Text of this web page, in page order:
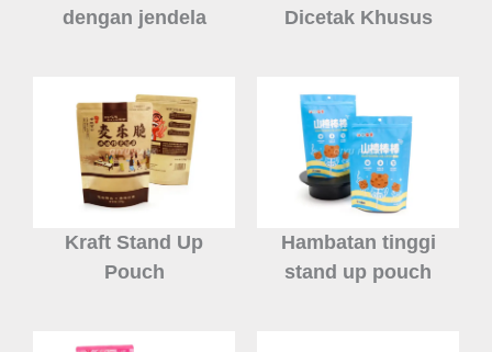
dengan jendela
Dicetak Khusus
Kraft Stand Up
Pouch
Hambatan tinggi
stand up pouch